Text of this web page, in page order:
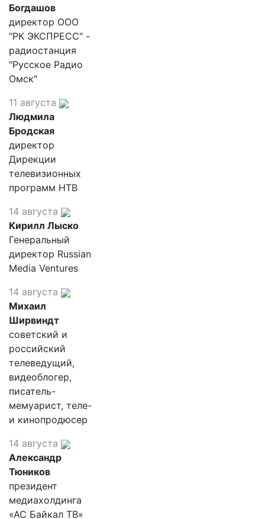
Богдашов
директор ООО
"РК ЭКСПРЕСС" -
радиостанция
"Русское Радио
Омск"
11 августа
Людмила
Бродская
директор
Дирекции
телевизионных
программ НТВ
14 августа
Кирилл Лыско
Генеральный
директор Russian
Media Ventures
14 августа
Михаил
Ширвиндт
советский и
российский
телеведущий,
видеоблогер,
писатель-
мемуарист, теле-
и кинопродюсер
14 августа
Александр
Тюников
президент
медиахолдинга
«АС Байкал ТВ»